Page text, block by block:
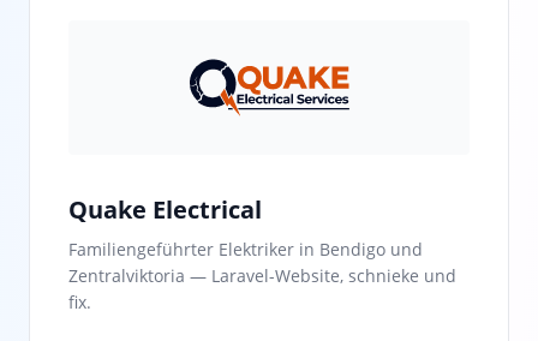
Quake Electrical
Familiengeführter Elektriker in Bendigo und
Zentralviktoria — Laravel-Website, schnieke und
fix.